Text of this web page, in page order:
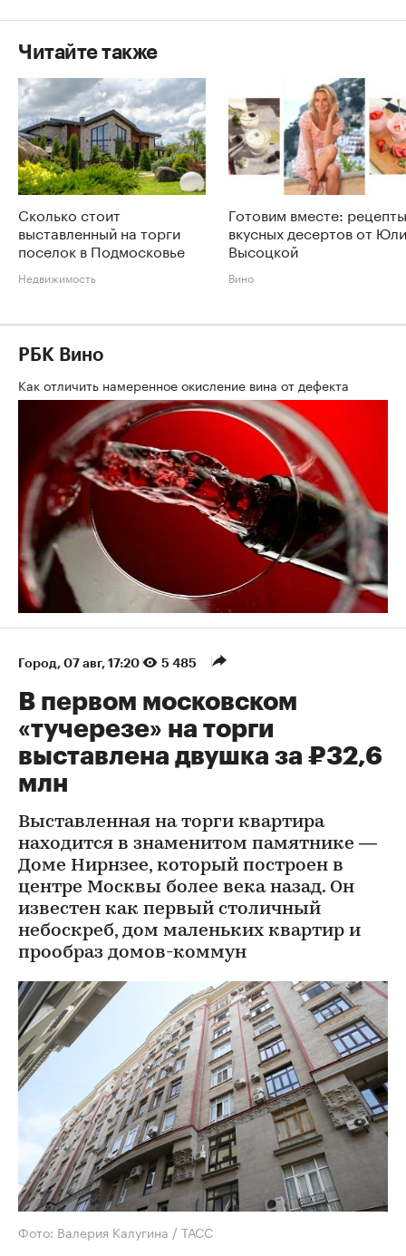
Читайте также
Сколько стоит
выставленный на торги
поселок в Подмосковье
Недвижимость
Готовим вместе: рецепты
вкусных десертов от
Высоцкой
Вино
РБК Вино
Как отличить намеренное окисление вина от дефекта
Город 07 авг, 17:20 5 485
В первом московском
«тучерезе» на торги
выставлена двушка за ₽32,6
млн
Выставленная на торги квартира
находится в знаменитом памятнике —
Доме Нирнзее, который построен в
центре Москвы более века назад. Он
известен как первый столичный
небоскреб, дом маленьких квартир и
прообраз домов-коммун
Фото: Валерия Калугина / ТАСС